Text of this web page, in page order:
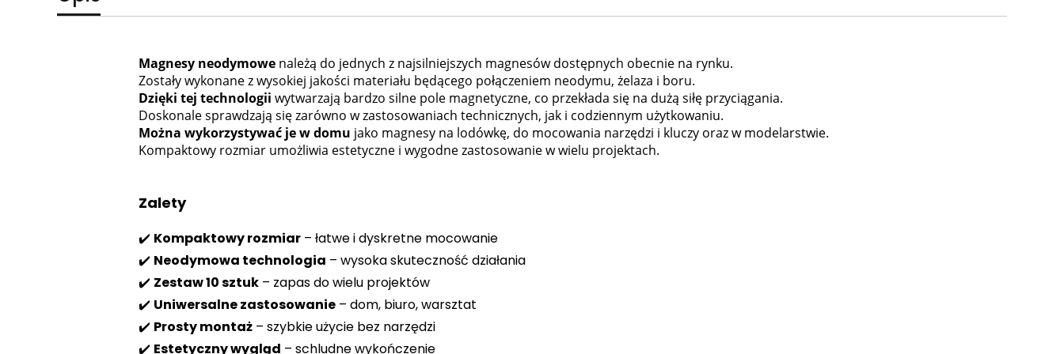
Magnesy neodymowenależą do jednych z najsilniejszych magnesów dostępnych obecnie na rynku.
Zostały wykonane z wysokiej jakości materiału będącego połączeniem neodymu, żelaza i boru.
Dzięki tej technologii wytwarzają bardzo silne pole magnetyczne, co przekłada się na dużą siłę przyciągania.
Doskonale sprawdzają się zarówno w zastosowaniach technicznych, jak i codziennym użytkowaniu.
Można wykorzystywać je w domu jako magnesy na lodówkę, do mocowania narzędzi i kluczy oraz w modelarstwie.
Kompaktowy rozmiar umożliwia estetyczne i wygodne zastosowanie w wielu projektach.
Zalety
✔️ Kompaktowy rozmiar– łatwe i dyskretne mocowanie
✔️ Neodymowa technologia – wysoka skuteczność działania
✔️ Zestaw 10 sztuk– zapas do wielu projektów
✔️ Uniwersalne zastosowanie– dom, biuro, warsztat
✔️ Prosty montaż– szybkie użycie bez narzędzi
✔️ Estetyczny wygląd – schludne wykończenie